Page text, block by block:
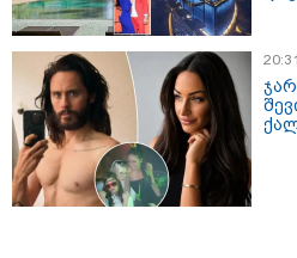
ნიკა
კატეგორიის ყველა